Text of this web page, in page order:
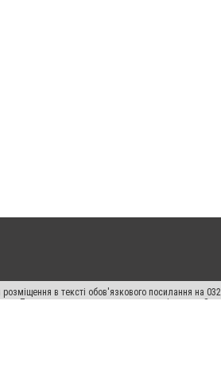
в тексті обов'язкового посилання на
Порушення виняткових прав переслідується